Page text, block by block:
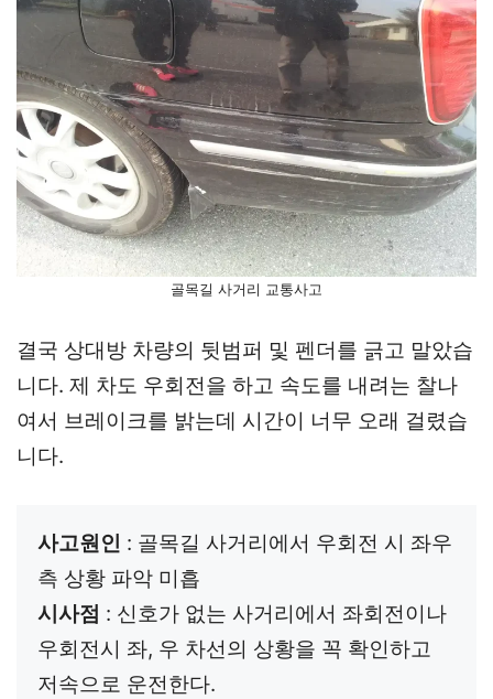
골목길 사거리 교통사고
결국 상대방 차량의 뒷범퍼 및 펜더를 긁고 말았습
니다. 제 차도 우회전을 하고 속도를 내려는 찰나
여서 브레이크를 밝는데 시간이 너무 오래 걸렸습
니다.
사고원인 : 골목길 사거리에서 우회전 시 좌우
측 상황 파악 미흡
시사점 : 신호가 없는 사거리에서 좌회전이나
우회전시 좌, 우 차선의 상황을 꼭 확인하고
저속으로 운전한다.